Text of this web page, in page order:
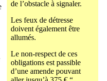
de l’obstacle à signaler.
Les feux de détresse
doivent également être
allumés.
Le non-respect de ces
obligations est passible
d’une amende pouvant